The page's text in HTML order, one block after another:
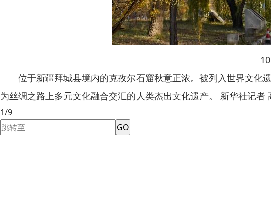
10月
位于新疆拜城县境内的克孜尔石窟秋意正浓。被列入世界文化
为丝绸之路上多元文化融合交汇的人类杰出文化遗产。 新华社记者
1/9
GO